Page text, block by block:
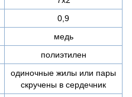
0,9
медь
полиэтилен
одиночные жилы или пары
скручены в сердечник